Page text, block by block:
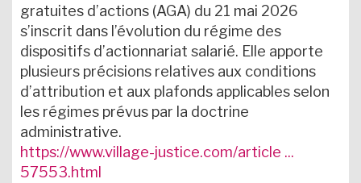
o
n
u
gratuites d’actions (AGA) du 21 mai 2026
s’inscrit dans l’évolution du régime des
dispositifs d’actionnariat salarié. Elle apporte
plusieurs précisions relatives aux conditions
d’attribution et aux plafonds applicables selon
les régimes prévus par la doctrine
administrative.
https://www.village-justice.com/article ...
57553.html